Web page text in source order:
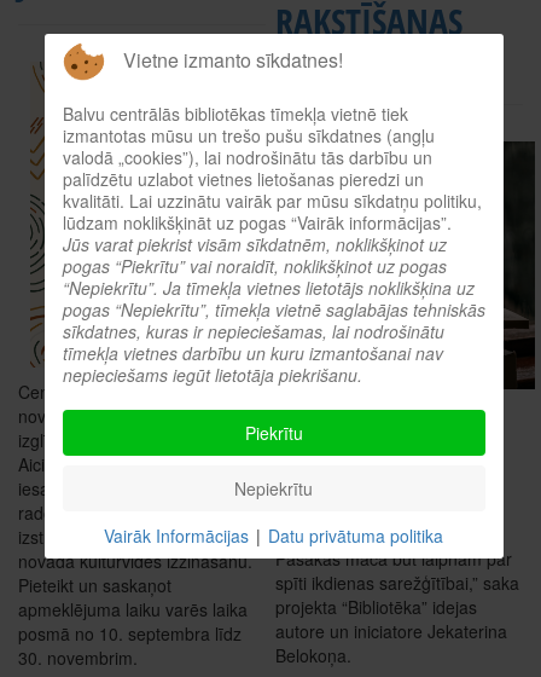
Balvu
Centrālā bibliotēka piedāvā
novadmācības nodarbības
izglītības iestāžu klasēm.
Aicinām bērnus un jauniešus
iesaistīties piedāvātajās
radošajās aktivitātēs, kuras
izstrādātas, lai veicinātu sava
novada kultūrvides izzināšanu.
Pieteikt un saskaņot
apmeklējuma laiku varēs laika
posmā no 10. septembra līdz
30. novembrim.
RAKSTĪŠANAS
KONKURSU
“Kāpēc mēs mīlam pasakas?
Atbilde uz šo jautājumu ir ļoti
vienkārša. Pasakas ļauj ticēt
brīnumiem. Ticēt, ka šajā
ļauno, mīlestība uzvar naidu.
Pasakas māca būt laipnam par
spīti ikdienas sarežģītībai,” saka
projekta “Bibliotēka” idejas
autore un iniciatore Jekaterina
Belokoņa.
Vietne izmanto sīkdatnes!
Balvu centrālās bibliotēkas tīmekļa vietnē tiek
izmantotas mūsu un trešo pušu sīkdatnes (angļu
valodā „cookies”), lai nodrošinātu tās darbību un
palīdzētu uzlabot vietnes lietošanas pieredzi un
kvalitāti. Lai uzzinātu vairāk par mūsu sīkdatņu politiku,
lūdzam noklikšķināt uz pogas “Vairāk informācijas”.
Jūs varat piekrist visām sīkdatnēm, noklikšķinot uz
pogas “Piekrītu” vai noraidīt, noklikšķinot uz pogas
“Nepiekrītu”. Ja tīmekļa vietnes lietotājs noklikšķina uz
pogas “Nepiekrītu”, tīmekļa vietnē saglabājas tehniskās
sīkdatnes, kuras ir nepieciešamas, lai nodrošinātu
tīmekļa vietnes darbību un kuru izmantošanai nav
nepieciešams iegūt lietotāja piekrišanu.
Piekrītu
Nepiekrītu
Vairāk Informācijas | Datu privātuma politika